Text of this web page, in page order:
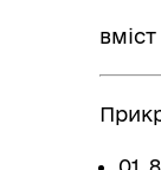
вміст